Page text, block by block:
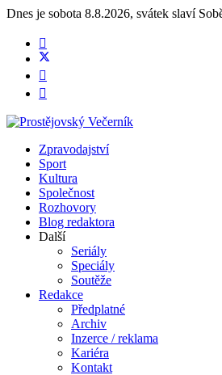
Dnes je sobota 8.8.2026, svátek slaví
Zpravodajství
Sport
Kultura
Společnost
Rozhovory
Blog redaktora
Další
Seriály
Speciály
Soutěže
Redakce
Předplatné
Archiv
Inzerce / reklama
Kariéra
Kontakt